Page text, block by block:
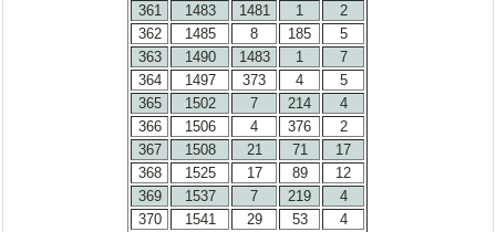
361
1483 1481 1
2
362
1485 8 185
5
363
1490 1483 1
7
364
1497 373 4
5
365
1502 7 214
4
366
1506 4 376
2
367
1508 21 71
17
368
1525 17 89
12
369
1537 7 219
4
370
1541 29 53
4